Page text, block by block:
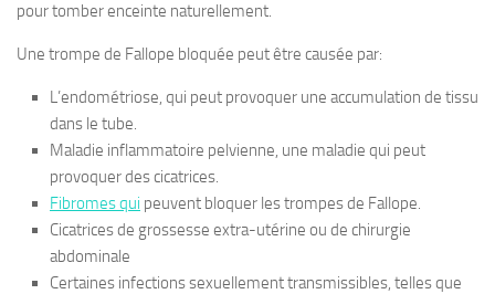
pour tomber enceinte naturellement.
Une trompe de Fallope bloquée peut être causée par:
L’endométriose, qui peut provoquer une accumulation de tissu
dans le tube.
Maladie inflammatoire pelvienne, une maladie qui peut
provoquer des cicatrices.
Fibromes qui peuvent bloquer les trompes de Fallope.
Cicatrices de grossesse extra-utérine ou de chirurgie
abdominale
Certaines infections sexuellement transmissibles, telles que